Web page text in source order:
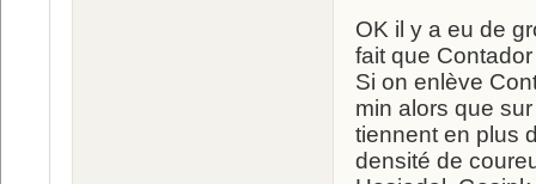
OK il y a eu de
fait que
Si on enlève
min alors que
tiennent en plus
densité de